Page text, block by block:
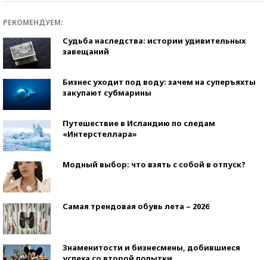
РЕКОМЕНДУЕМ:
Судьба наследства: истории удивительных
завещаний
Бизнес уходит под воду: зачем на суперъяхты
закупают субмарины
Путешествие в Исландию по следам
«Интерстеллара»
Модный выбор: что взять с собой в отпуск?
Самая трендовая обувь лета – 2026
Знаменитости и бизнесмены, добившиеся